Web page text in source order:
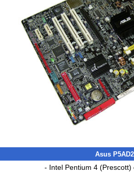
Asus P5AD2
- Intel Pentium 4